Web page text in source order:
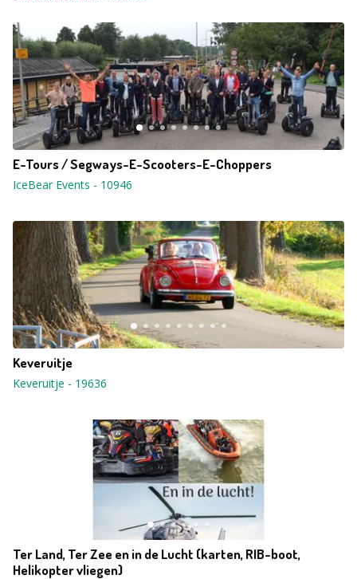
E-Tours / Segways-E-Scooters-E-Choppers
IceBear Events - 10946
Keveruitje
Keveruitje - 19636
Ter Land, Ter Zee en in de Lucht (karten, RIB-boot,
Helikopter vliegen)